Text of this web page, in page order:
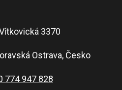
3370
Ostrava, Česko
774 947 828